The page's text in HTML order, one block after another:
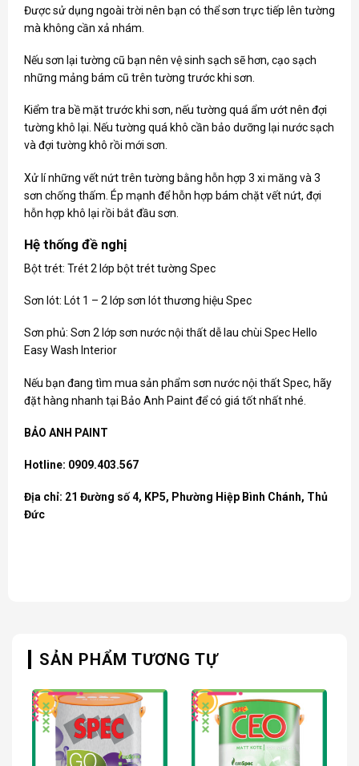
Được sử dụng ngoài trời nên bạn có thể sơn trực tiếp lên tường
mà không cần xả nhám.
Nếu sơn lại tường cũ bạn nên vệ sinh sạch sẽ hơn, cạo sạch
những mảng bám cũ trên tường trước khi sơn.
Kiểm tra bề mặt trước khi sơn, nếu tường quá ẩm ướt nên đợi
tường khô lại. Nếu tường quá khô cần bảo dưỡng lại nước sạch
và đợi tường khô rồi mới sơn.
Xử lí những vết nứt trên tường bằng hỗn hợp 3 xi măng và 3
sơn chống thấm. Ép mạnh để hỗn hợp bám chặt vết nứt, đợi
hỗn hợp khô lại rồi bắt đầu sơn.
Hệ thống đề nghị
Bột trét: Trét 2 lớp bột trét tường Spec
Sơn lót: Lót 1 – 2 lớp sơn lót thương hiệu Spec
Sơn phủ: Sơn 2 lớp sơn nước nội thất dễ lau chùi Spec Hello
Easy Wash Interior
Nếu bạn đang tìm mua sản phẩm sơn nước nội thất Spec, hãy
đặt hàng nhanh tại Bảo Anh Paint để có giá tốt nhất nhé.
BẢO ANH PAINT
Hotline: 0909.403.567
Địa chỉ: 21 Đường số 4, KP5, Phường Hiệp Bình Chánh, Thủ
Đức
SẢN PHẨM TƯƠNG TỰ